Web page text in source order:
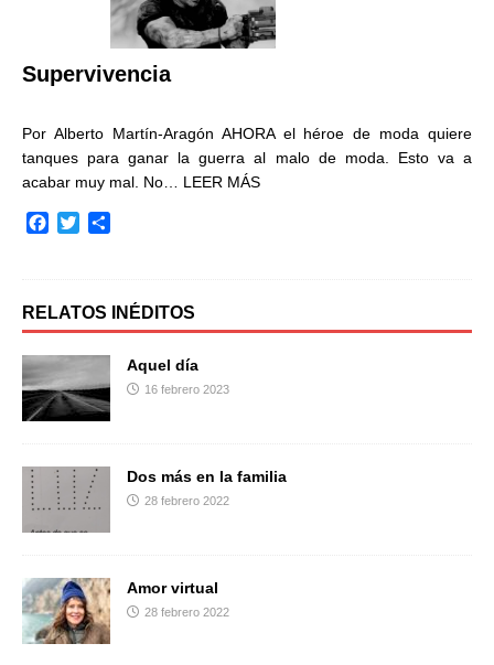
t
i
r
Supervivencia
Por Alberto Martín-Aragón AHORA el héroe de moda quiere
tanques para ganar la guerra al malo de moda. Esto va a
acabar muy mal. No… LEER MÁS
b
o
o
k
t
e
r
a
r
RELATOS INÉDITOS
Aquel día
16 febrero 2023
Dos más en la familia
28 febrero 2022
Amor virtual
28 febrero 2022